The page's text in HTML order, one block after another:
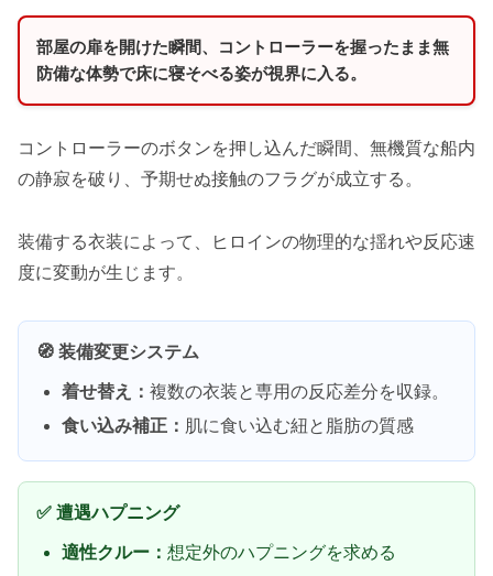
部屋の扉を開けた瞬間、コントローラーを握ったまま無
防備な体勢で床に寝そべる姿が視界に入る。
コントローラーのボタンを押し込んだ瞬間、無機質な船内
の静寂を破り、予期せぬ接触のフラグが成立する。
装備する衣装によって、ヒロインの物理的な揺れや反応速
度に変動が生じます。
🧭 装備変更システム
着せ替え：複数の衣装と専用の反応差分を収録。
食い込み補正： 肌に食い込む紐と脂肪の質感
✅ 遭遇ハプニング
適性クルー：想定外のハプニングを求める